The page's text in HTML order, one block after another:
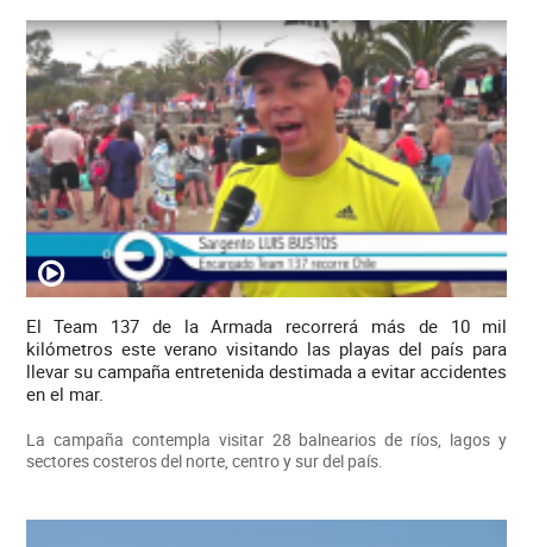
El Team 137 de la Armada recorrerá más de 10 mil
kilómetros este verano visitando las playas del país para
llevar su campaña entretenida destimada a evitar accidentes
en el mar.
La campaña contempla visitar 28 balnearios de ríos, lagos y
sectores costeros del norte, centro y sur del país.